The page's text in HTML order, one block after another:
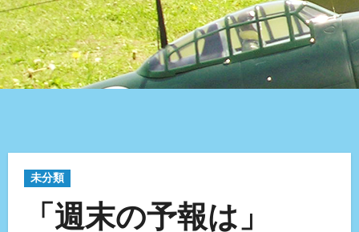
未分類
「週末の予報は」